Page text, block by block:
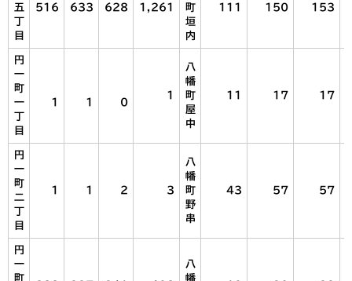
五
目
516 633 628 1,261
町
垣
内
111 150 153
円
一
町
一
目
1 1 0
1
八
幡
町
屋
中
11 17 17
円
一
町
二
目
1 1 2 3
八
幡
町
野
串
43 57 57
円
一
町
八
幡